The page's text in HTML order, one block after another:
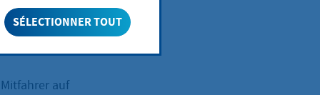
Sie nicht
und
auf
SÉLECTIONNER TOUT